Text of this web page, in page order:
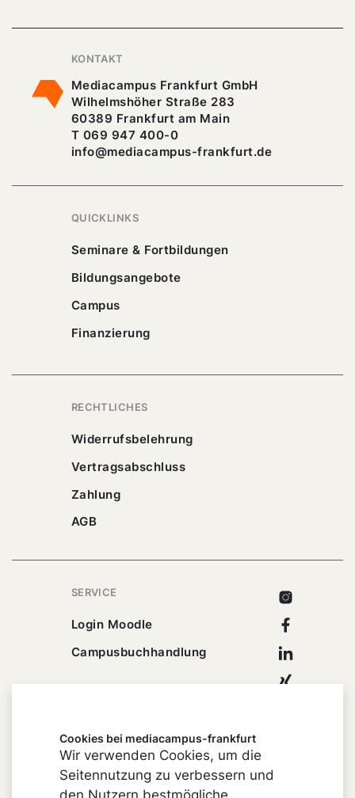
KONTAKT
Mediacampus Frankfurt GmbH
Wilhelmshöher Straße 283
60389 Frankfurt am Main
T 069 947 400-0
info@mediacampus-frankfurt.de
QUICKLINKS
Seminare & Fortbildungen
Bildungsangebote
Campus
Finanzierung
RECHTLICHES
Widerrufsbelehrung
Vertragsabschluss
Zahlung
AGB
SERVICE
Login Moodle
Campusbuchhandlung
Instagram
Facebook
Linkedin
Xing
Impressum
Cookies bei mediacampus-frankfurt
Wir verwenden Cookies, um die
Seitennutzung zu verbessern und